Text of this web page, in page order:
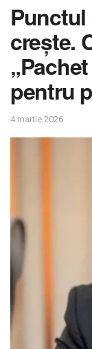
Punctul
crește.
pentru
4 martie 2026